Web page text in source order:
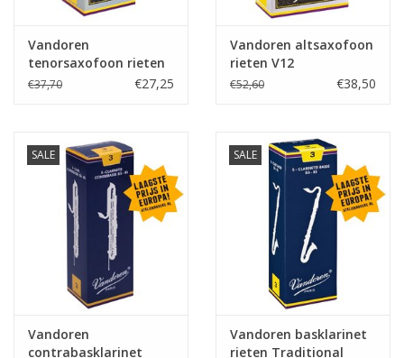
Vandoren
tenorsaxofoon rieten
V12
€37,70 €27,25
Vandoren altsaxofoon
rieten V12
€52,60 €38,50
SALE
Vandoren
contrabasklarinet
SALE
Vandoren basklarinet
rieten Traditional